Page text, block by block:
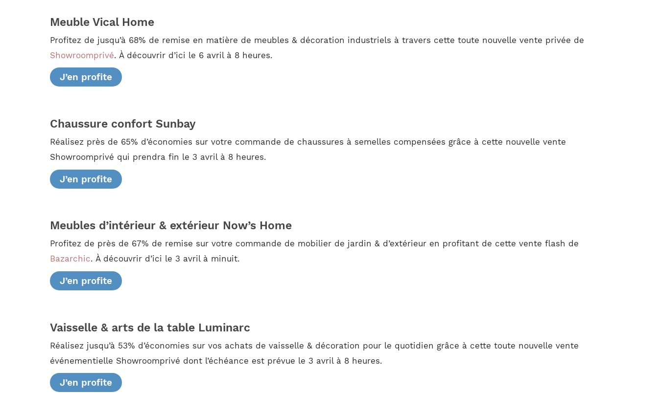
Meuble Vical Home
Profitez de jusqu’à 68% de remise en matière de meubles & décoration industriels à travers cette toute nouvelle vente privée de
Showroomprivé. À découvrir d’ici le 6 avril à 8 heures.
J’en profite
Chaussure confort Sunbay
Réalisez près de 65% d’économies sur votre commande de chaussures à semelles compensées grâce à cette nouvelle vente
Showroomprivé qui prendra fin le 3 avril à 8 heures.
J’en profite
Meubles d’intérieur & extérieur Now’s Home
Profitez de près de 67% de remise sur votre commande de mobilier de jardin & d’extérieur en profitant de cette vente flash de
Bazarchic. À découvrir d’ici le 3 avril à minuit.
J’en profite
Vaisselle & arts de la table Luminarc
Réalisez jusqu’à 53% d’économies sur vos achats de vaisselle & décoration pour le quotidien grâce à cette toute nouvelle vente
événementielle Showroomprivé dont l’échéance est prévue le 3 avril à 8 heures.
J’en profite